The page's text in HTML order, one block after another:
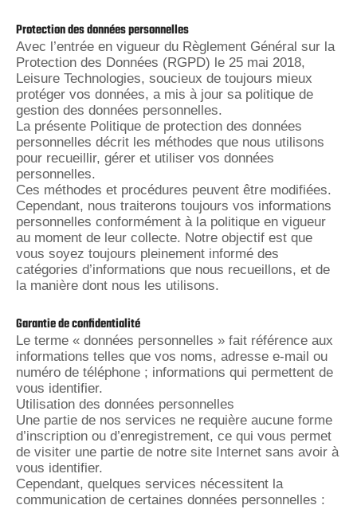
Protection des données personnelles
Avec l’entrée en vigueur du Règlement Général sur la
Protection des Données (RGPD) le 25 mai 2018,
Leisure Technologies, soucieux de toujours mieux
protéger vos données, a mis à jour sa politique de
gestion des données personnelles.
La présente Politique de protection des données
personnelles décrit les méthodes que nous utilisons
pour recueillir, gérer et utiliser vos données
personnelles.
Ces méthodes et procédures peuvent être modifiées.
Cependant, nous traiterons toujours vos informations
personnelles conformément à la politique en vigueur
au moment de leur collecte. Notre objectif est que
vous soyez toujours pleinement informé des
catégories d’informations que nous recueillons, et de
la manière dont nous les utilisons.
Garantie de confidentialité
Le terme « données personnelles » fait référence aux
informations telles que vos noms, adresse e-mail ou
numéro de téléphone ; informations qui permettent de
vous identifier.
Utilisation des données personnelles
Une partie de nos services ne requière aucune forme
d’inscription ou d’enregistrement, ce qui vous permet
de visiter une partie de notre site Internet sans avoir à
vous identifier.
Cependant, quelques services nécessitent la
communication de certaines données personnelles :